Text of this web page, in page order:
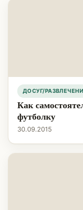
ДОСУГ/
Как
футболку
30.09.2015